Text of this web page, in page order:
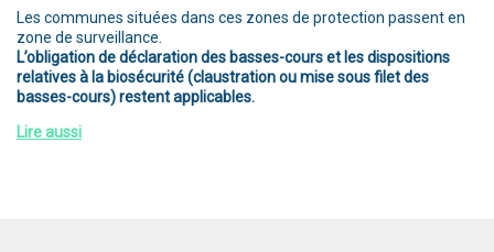
Les communes situées dans ces zones de protection passent en
zone de surveillance.
L’obligation de déclaration des basses-cours et les dispositions
relatives à la biosécurité (claustration ou mise sous filet des
basses-cours) restent applicables.
Lire aussi